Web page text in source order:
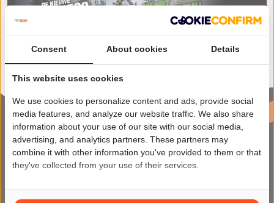
Consent About cookies Details
This website uses cookies
We use cookies to personalize content and ads, provide social
media features, and analyze our website traffic. We also share
information about your use of our site with our social media,
advertising, and analytics partners. These partners may
combine it with other information you've provided to them or that
they've collected from your use of their services.